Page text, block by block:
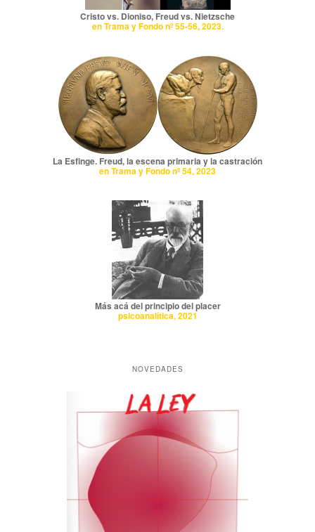
Cristo vs. Dioniso, Freud vs. Nietzsche
en Trama y Fondo nº 55-56, 2023.
La Esfinge. Freud, la escena primaria y la castración
en Trama y Fondo nº 54, 2023
Más acá del principio del placer
psicoanalítica, 2021
NOVEDADES